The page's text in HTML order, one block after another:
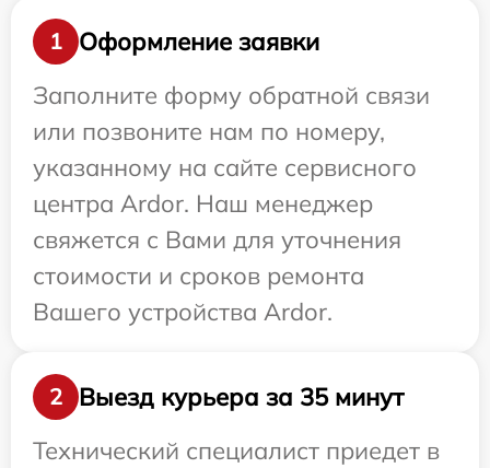
1
Оформление заявки
Заполните форму обратной связи
или позвоните нам по номеру,
указанному на сайте сервисного
центра Ardor. Наш менеджер
свяжется с Вами для уточнения
стоимости и сроков ремонта
Вашего устройства Ardor.
2
Выезд курьера за 35 минут
Технический специалист приедет в